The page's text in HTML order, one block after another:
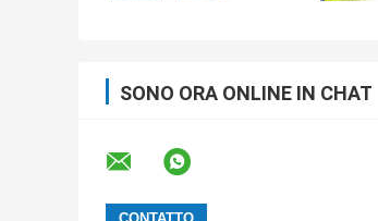
SONO ORA ONLINE IN CHAT